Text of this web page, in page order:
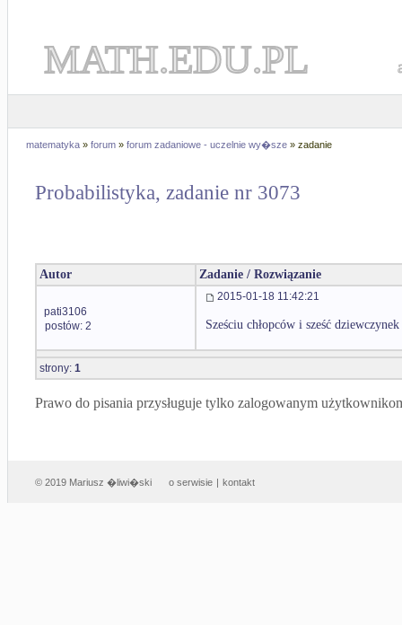
MATH.EDU.PL
matematyka » forum » forum zadaniowe - uczelnie wy�sze » zadanie
Probabilistyka, zadanie nr 3073
Autor Zadanie / Rozwiązanie
pati3106
postów: 2
2015-01-18 11:42:21
Sześciu chłopców i sześć
strony: 1
Prawo do pisania przysługuje tylko zalogowanym
© 2019 Mariusz �liwi�ski o serwisie | kontakt